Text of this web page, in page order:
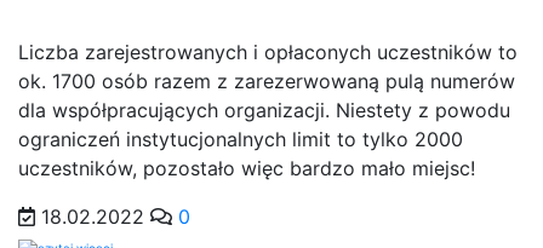
Liczba zarejestrowanych i opłaconych uczestników to
ok. 1700 osób razem z zarezerwowaną pulą numerów
dla współpracujących organizacji. Niestety z powodu
ograniczeń instytucjonalnych limit to tylko 2000
uczestników, pozostało więc bardzo mało miejsc!
18.02.2022
0